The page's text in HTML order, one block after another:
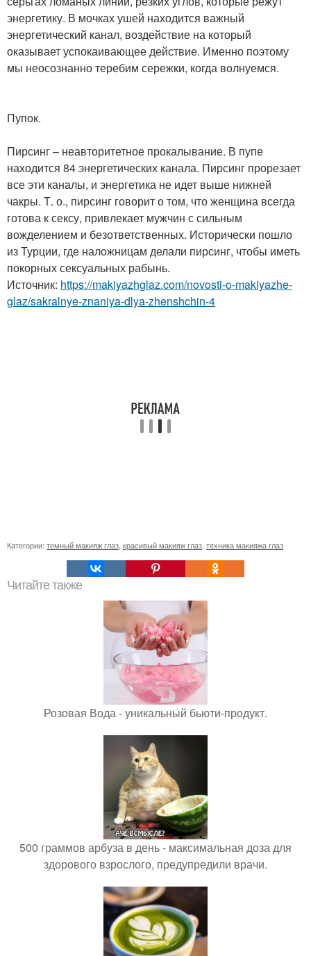
энергетику. В мочках ушей находится важный
энергетический канал, воздействие на который
оказывает успокаивающее действие. Именно поэтому
мы неосознанно теребим сережки, когда волнуемся.
Пупок.
Пирсинг – неавторитетное прокалывание. В пупе
находится 84 энергетических канала. Пирсинг прорезает
все эти каналы, и энергетика не идет выше нижней
чакры. Т. о., пирсинг говорит о том, что женщина всегда
готова к сексу, привлекает мужчин с сильным
вожделением и безответственных. Исторически пошло
из Турции, где наложницам делали пирсинг, чтобы иметь
покорных сексуальных рабынь.
Источник: https://makiyazhglaz.com/novosti-o-makiyazhe-
glaz/sakralnye-znaniya-dlya-zhenshchin-4
Категории: темный макияж глаз красивый макияж глаз техника макияжа глаз
Читайте также
Розовая Вода - уникальный бьюти-продукт.
500 граммов арбуза в день - максимальная доза для
здорового взрослого, предупредили врачи.